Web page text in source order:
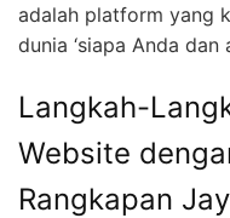
adalah platform yang
dunia ‘siapa Anda dan
Langkah-
Website
Rangkapan